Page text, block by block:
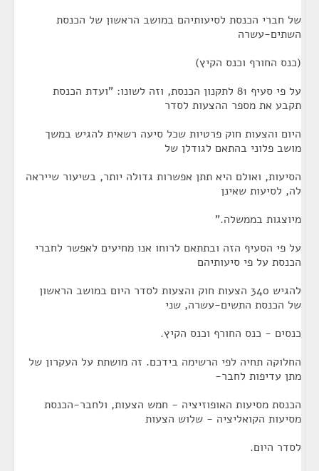
של חברי הכנסת לסיעותיהם במושב הראשון של הכנסת
השתים-עשרה
(כנס החורף וכנס הקיץ)
על פי סעיף 81 לתקנון הכנסת, וזה לשונו: "ועדת הכנסת
תקבע את מספר ההצעות לסדר
היום והצעות חוק פרטיות שכל סיעה רשאית להגיש במשך
מושב פלוני בהתאם לגודלן של
הסיעות, ואולם היא תתן אפשרות גדולה יותר, בשיעור שייראה
לה, לסיעות שאינן
מיוצגות בממשלה."
על פי הסעיף הזה ובתתאם לרוחו אנו מחיעים לאפשר לחברי
הכנסת על פי סיעותיהם
להגיש 340 הצעות חוק והצעות לסדר היום במושב הראשון
של הכנסת התשים-עשרה, שני
כנסים - כנס החורף וכנס הקיץ.
החלוקה תחיה לפי הרשימה בידכם. זה מושתת על העקרון של
מתן עדיפות לחבר-
הכנסת מסיעות האופוזיציה - חמש הצעות, ולחבר-הכנסת
מסיעות הקואליציה - שלוש הצעות
לסדר היום.